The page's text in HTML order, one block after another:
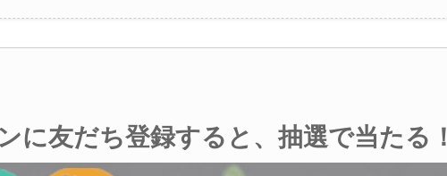
に友だち登録すると、抽選で当たる！